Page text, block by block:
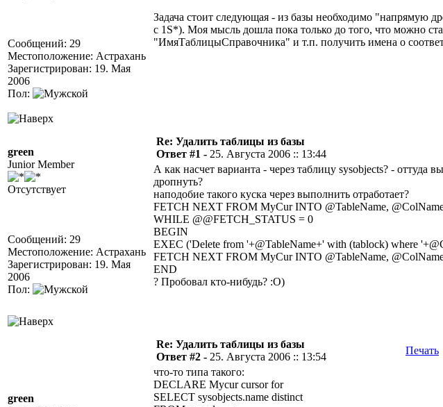
Сообщений: 29
Местоположение: Астрахань
Зарегистрирован: 19. Мая
2006
Пол:
Задача стоит следующая - из базы необходимо "напрямую
с 1S*). Моя мысль дошла пока только до того, что можно
"ИмяТаблицыСправочника" и т.п. получить имена о
green
Junior Member
Отсутствует
Сообщений: 29
Местоположение: Астрахань
Зарегистрирован: 19. Мая
2006
Пол:
Re: Удалить таблицы из базы
Ответ #1 - 25. Августа 2006 :: 13:44
А как насчет варианта - через таблицу sysobjects? -
дропнуть?
наподобие такого куска через выполнить отработает?
FETCH NEXT FROM MyCur INTO @TableName,
WHILE @@FETCH_STATUS = 0
BEGIN
EXEC ('Delete from '+@TableName+' with (tablock) where
FETCH NEXT FROM MyCur INTO @TableName,
END
? Пробовал кто-нибудь? :О)
green
Re: Удалить таблицы из базы
Ответ #2 - 25. Августа 2006 :: 13:54
Печать
что-то типа такого:
DECLARE Mycur cursor for
SELECT sysobjects.name distinct